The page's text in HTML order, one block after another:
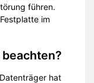
führen.
im
hat